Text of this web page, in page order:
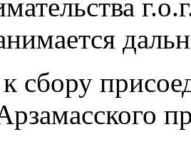
сбору